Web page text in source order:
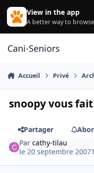
Aller au contenu
View in the app
A better way to
Cani-Seniors
Accueil Privé
snoopy vous
Partager
Parcathy-tilau
le 20 septembre 2007